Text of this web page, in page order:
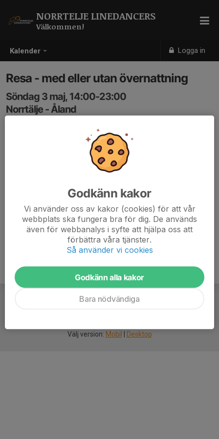
Kalender Logga in
NORRTELJE LINEDANCERS
Välkommen!
Resa - med eller utan övernattning
Söndag 3 maj, 14:00-23:00
Norrtälje - Åland
Anmälan och info kommer på hemsidan
Välj version: Mobil Desktop
Godkänn kakor
Vi använder oss av kakor (cookies) för att vår
webbplats ska fungera bra för dig. De används
även för webbanalys i syfte att hjälpa oss att
förbättra våra tjänster.
Så använder vi cookies
Godkänn alla kakor
Bara nödvändiga